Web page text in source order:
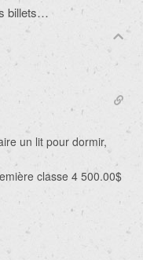
billets…
un lit pour dormir,
classe 4 500.00$